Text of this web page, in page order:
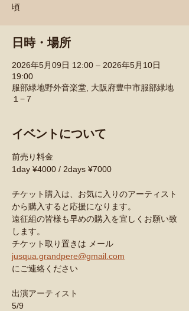
頃
日時・場所
2026年5月09日 12:00 – 2026年5月10日
19:00
服部緑地野外音楽堂, 大阪府豊中市服部緑地
１−７
イベントについて
前売り料金
1day ¥4000 / 2days ¥7000
チケット購入は、お気に入りのアーティスト
から購入すると応援になります。
遠征組の皆様も早めの購入を宜しくお願い致
します。
チケット取り置きは メール
jusqua.grandpere@gmail.com
にご連絡ください
出演アーティスト
5/9